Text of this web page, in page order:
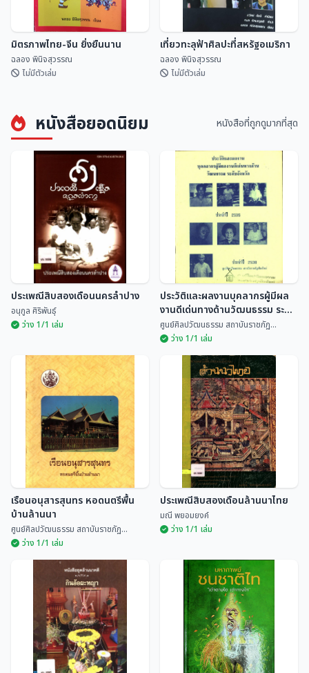
มิตรภาพไทย-จีน ยิ่งยืนนาน
มิตรภาพไทย-จีน ยิ่งยืนนาน
ฉลอง พินิจสุวรรณ
ไม่มีตัวเล่ม
เที่ยวทะลุฟ้าศิลปะที่สหรัฐอเมริกา
ฉลอง พินิจสุวรรณ
ไม่มีตัวเล่ม
หนังสือยอดนิยม หนังสือที่ถูกดูมากที่สุด
ประเพณีสิบสองเดือนนครลำปาง
อนุกูล ศิริพันธุ์
ประเพณีสิบสองเดือนนครลำปาง
อนุกูล ศิริพันธุ์
ว่าง 1/1 เล่ม
ประวัติและผลงานบุคลากรผู้มีผล
งานดีเด่นทางด้านวัฒนธรรม
ระดับจังหวัด ประจำปี 2535
ศูนย์ศิลปวัฒนธรรม สถ...
ประวัติและผลงานบุคลากรผู้มีผล
งานดีเด่นทางด้านวัฒนธรรม ระดับ
จังหวัด ประจำปี 2535
ศูนย์ศิลปวัฒนธรรม สถาบันราชภัฏ...
ว่าง 1/1 เล่ม
เรือนอนุสารสุนทร หอดนตรีพื้น
บ้านล้านนา
ศูนย์ศิลปวัฒนธรรม สถ...
เรือนอนุสารสุนทร หอดนตรีพื้น
บ้านล้านนา
ศูนย์ศิลปวัฒนธรรม สถาบันราชภัฏ...
ว่าง 1/1 เล่ม
ประเพณีสิบสองเดือนล้านนาไทย
มณี พยอมยงค์
ประเพณีสิบสองเดือนล้านนาไทย
มณี พยอมยงค์
ว่าง 1/1 เล่ม